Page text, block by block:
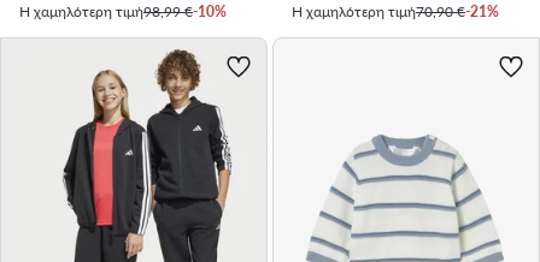
Η χαμηλότερη τιμή98,99 €-10%
Η χαμηλότερη τιμή70,90 €-21%